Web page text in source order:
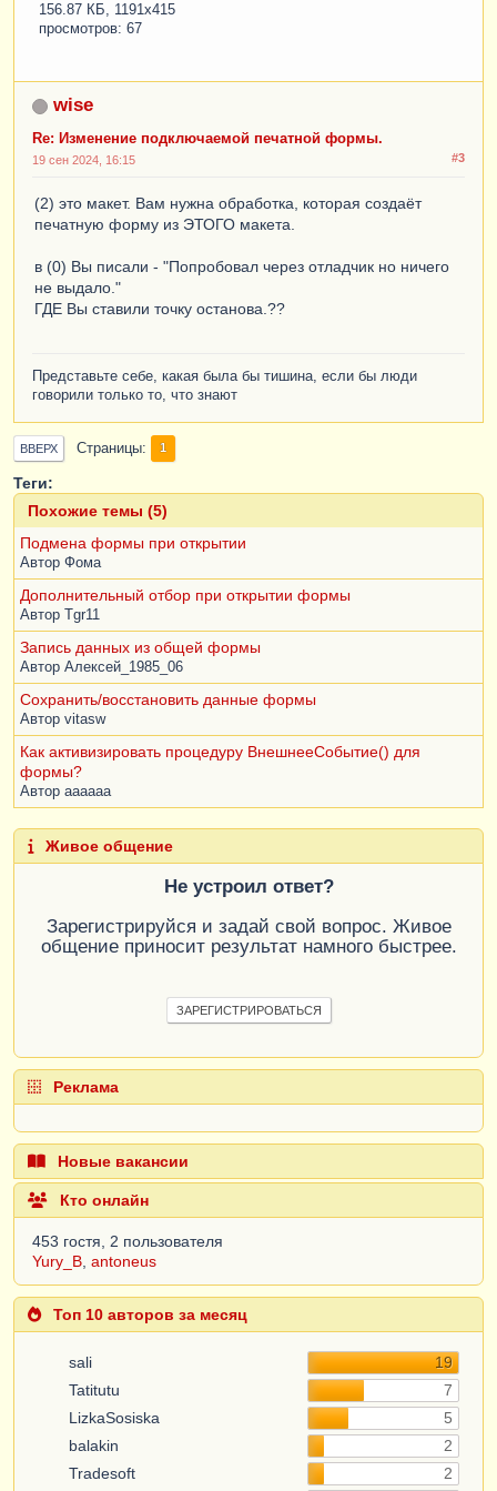
156.87 КБ, 1191x415
просмотров: 67
wise
Re: Изменение подключаемой печатной формы.
#3
19 сен 2024, 16:15
(2) это макет. Вам нужна обработка, которая создаёт
печатную форму из ЭТОГО макета.
в (0) Вы писали - "Попробовал через отладчик но ничего
не выдало."
ГДЕ Вы ставили точку останова.??
Представьте себе, какая была бы тишина, если бы люди
говорили только то, что знают
ВВЕРХ Страницы 1
Теги:
Похожие темы (5)
Подмена формы при открытии
Автор Фома
Дополнительный отбор при открытии формы
Автор Tgr11
Запись данных из общей формы
Автор Алексей_1985_06
Сохранить/восстановить данные формы
Автор vitasw
Как активизировать процедуру ВнешнееСобытие() для
формы?
Автор aaaaaa
Живое общение
Не устроил ответ?
Зарегистрируйся и задай свой вопрос. Живое
общение приносит результат намного быстрее.
ЗАРЕГИСТРИРОВАТЬСЯ
Реклама
Новые вакансии
Кто онлайн
453 гостя, 2 пользователя
Yury_B, antoneus
Топ 10 авторов за месяц
sali
19
Tatitutu
7
LizkaSosiska
5
balakin
2
Tradesoft
2